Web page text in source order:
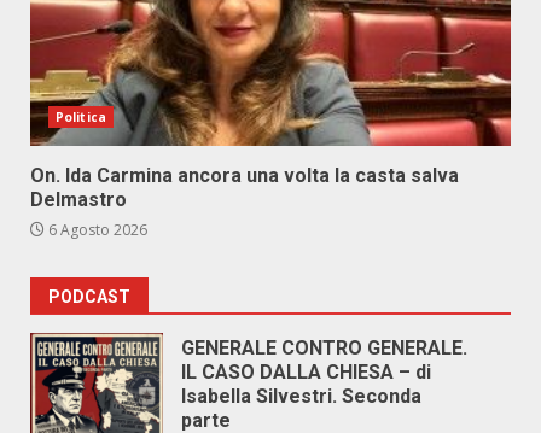
Politica
On. Ida Carmina ancora una volta la casta salva
Delmastro
6 Agosto 2026
PODCAST
GENERALE CONTRO GENERALE.
IL CASO DALLA CHIESA – di
Isabella Silvestri. Seconda
parte